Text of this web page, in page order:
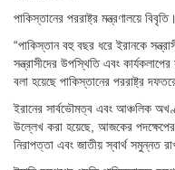
পাকিস্তানের পররাষ্ট্র মন্ত্রণালয়ে বিবৃতি।
“পাকিস্তান বহু বছর ধরে ইরানকে
সন্ত্রাসীদের উপস্থিতি এবং
বলা হয়েছে পাকিস্তানের পররাষ্ট্র
ইরানের সার্বভৌমত্ব এবং আঞ্চলিক
উল্লেখ করা হয়েছে, আজকের
নিরাপত্তা এবং জাতীয় স্বার্থ সমুন্নত